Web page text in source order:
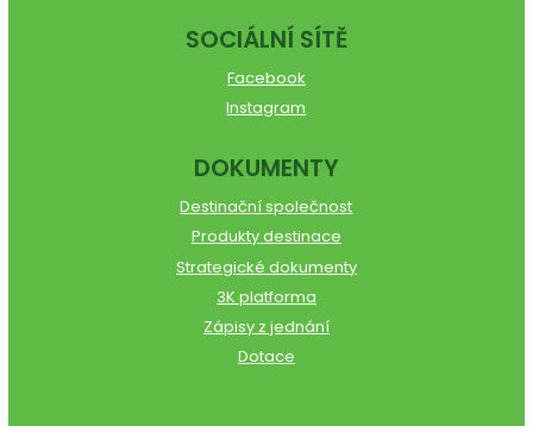
SOCIÁLNÍ SÍTĚ
Facebook
Instagram
DOKUMENTY
Destinační společnost
Produkty destinace
Strategické dokumenty
3K platforma
Zápisy z jednání
Dotace